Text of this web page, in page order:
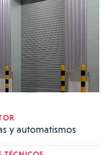
y automatismos